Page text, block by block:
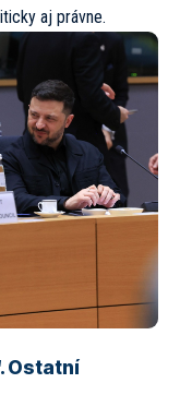
aj právne.
Ostatní